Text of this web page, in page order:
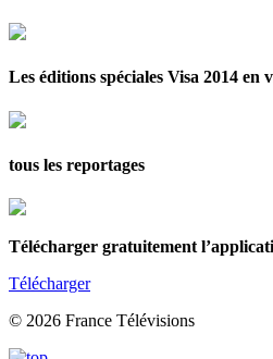
Les éditions spéciales Visa 2014 en
tous les reportages
Télécharger gratuitement
Télécharger
© 2026 France Télévisions